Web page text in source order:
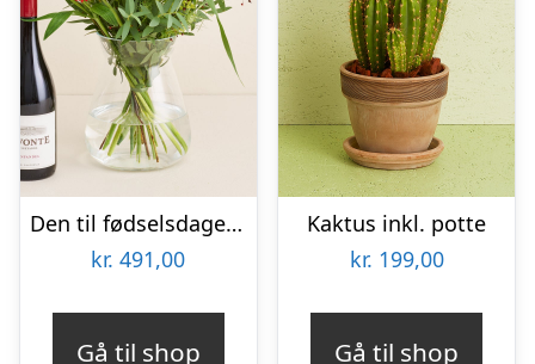
Den til fødselsdagen med Lavonte, Zinfandel
kr. 491,00
Gå til shop
Kaktus inkl. potte
kr. 199,00
Gå til shop